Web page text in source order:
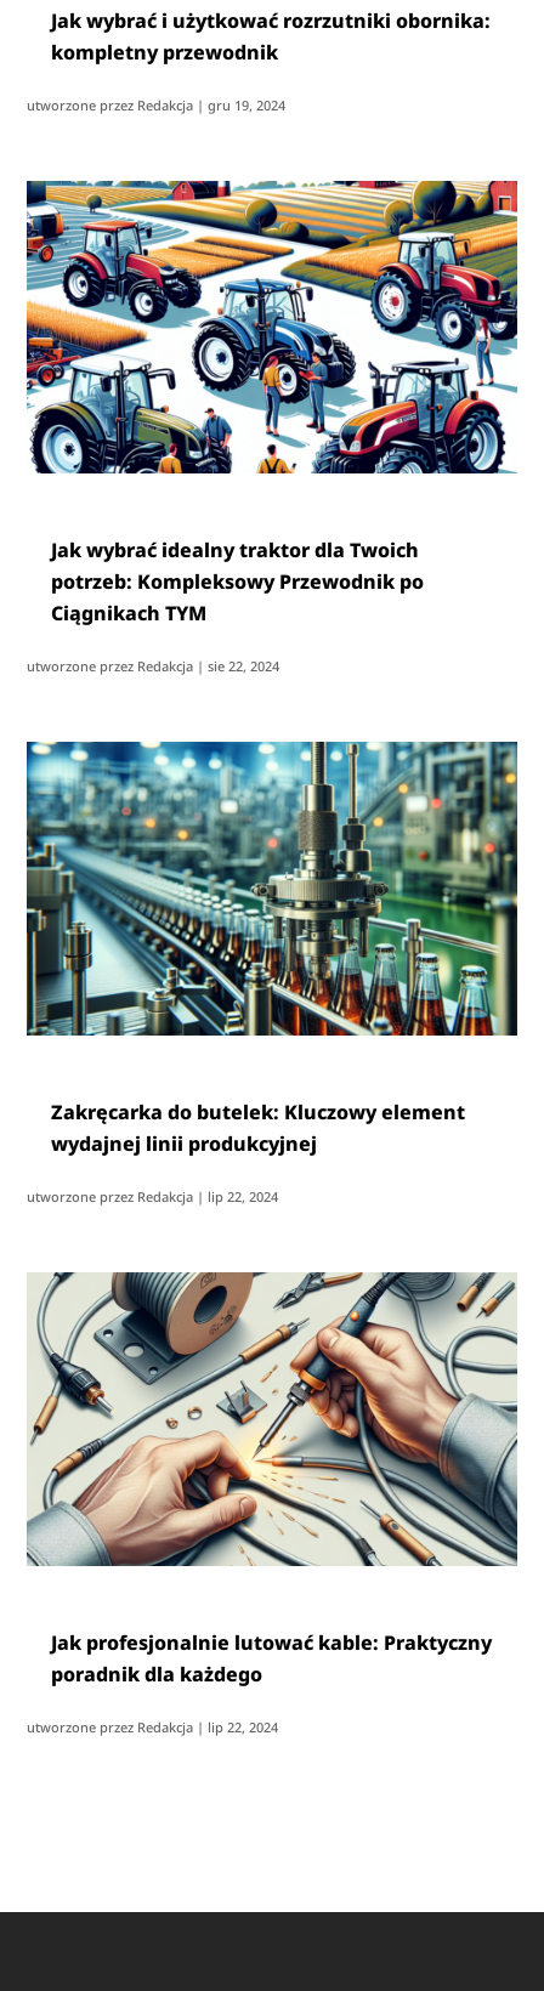
Jak wybrać i użytkować rozrzutniki obornika:
kompletny przewodnik
utworzone przez Redakcja |gru 19, 2024
Jak wybrać idealny traktor dla Twoich
potrzeb: Kompleksowy Przewodnik po
Ciągnikach TYM
utworzone przez Redakcja |sie 22, 2024
Zakręcarka do butelek: Kluczowy element
wydajnej linii produkcyjnej
utworzone przez Redakcja | lip 22, 2024
Jak profesjonalnie lutować kable: Praktyczny
poradnik dla każdego
utworzone przez Redakcja | lip 22, 2024